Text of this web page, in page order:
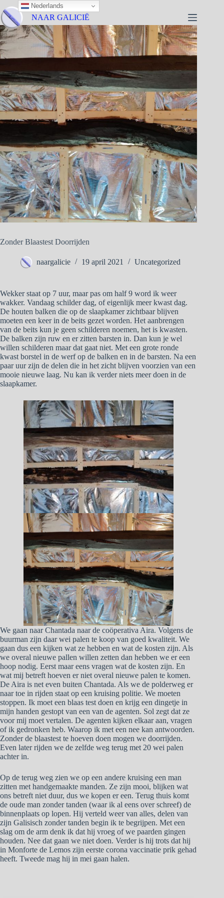
NAAR GALICIË
Zonder Blaastest Doorrijden
naargalicie 19 april 2021 Uncategorized
Wekker staat op 7 uur, maar pas om half 9 word ik weer
wakker. Vandaag schilder dag, of eigenlijk meer kwast dag.
De houten balken die op de slaapkamer zichtbaar blijven
moeten een keer in de beits gezet worden. Het aanbrengen
van de beits kun je geen schilderen noemen, het is kwasten.
De balken zijn ruw en er zitten barsten in. Dan kun je wel
willen schilderen maar dat gaat niet. Met een grote ronde
kwast borstel in de werf op de balken en in de barsten. Na een
paar uur zijn de delen die in het zicht blijven voorzien van een
mooie nieuwe laag. Nu kan ik verder niets meer doen in de
slaapkamer.
We gaan naar Chantada naar de coöperativa Aira. Volgens de
buurman zijn daar wei palen te koop van goed kwaliteit. We
gaan dus een kijken wat ze hebben en wat de kosten zijn. Als
we overal nieuwe pallen willen zetten dan hebben we er een
hoop nodig. Eerst maar eens vragen wat de kosten zijn. En
wat mij betreft hoeven er niet overal nieuwe palen te komen.
De Aira is net even buiten Chantada. Als we de polderweg er
naar toe in rijden staat op een kruising politie. We moeten
stoppen. Ik moet een blaas test doen en krijg een dingetje in
mijn handen gestopt van een van de agenten. Sol zegt dat ze
voor mij moet vertalen. De agenten kijken elkaar aan, vragen
of ik gedronken heb. Waarop ik met een nee kan antwoorden.
Zonder de blaastest te hoeven doen mogen we doorrijden.
Even later rijden we de zelfde weg terug met 20 wei palen
achter in.
Op de terug weg zien we op een andere kruising een man
zitten met handgemaakte manden. Ze zijn mooi, blijken wat
ons betreft niet duur, dus we kopen er een. Terug thuis komt
de oude man zonder tanden (waar ik al eens over schreef) de
binnenplaats op lopen. Hij verteld weer van alles, delen van
zijn Galisisch zonder tanden begin ik te begrijpen. Met een
slag om de arm denk ik dat hij vroeg of we paarden gingen
houden. Nee dat gaan we niet doen. Verder is hij trots dat hij
in Monforte de Lemos zijn eerste corona vaccinatie prik gehad
heeft. Tweede mag hij in mei gaan halen.
Nederlands